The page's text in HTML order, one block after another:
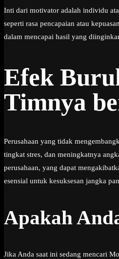
Inti dari motivator adalah individu
seperti rasa pencapaian atau
dalam mencapai hasil yang
Efek
Timnya
Perusahaan yang tidak
tingkat stres, dan meningkatnya
perusahaan, yang dapat
esensial untuk kesuksesan jangka
Apakah
Jika Anda saat ini sedang mencari